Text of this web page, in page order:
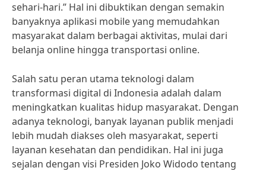
sehari-hari.” Hal ini dibuktikan dengan semakin
banyaknya aplikasi mobile yang memudahkan
masyarakat dalam berbagai aktivitas, mulai dari
belanja online hingga transportasi online.
Salah satu peran utama teknologi dalam
transformasi digital di Indonesia adalah dalam
meningkatkan kualitas hidup masyarakat. Dengan
adanya teknologi, banyak layanan publik menjadi
lebih mudah diakses oleh masyarakat, seperti
layanan kesehatan dan pendidikan. Hal ini juga
sejalan dengan visi Presiden Joko Widodo tentang